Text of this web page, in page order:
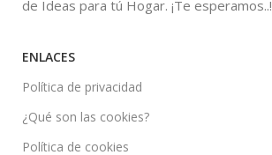
de Ideas para tú Hogar. ¡Te esperamos..!
ENLACES
Política de privacidad
¿Qué son las cookies?
Política de cookies